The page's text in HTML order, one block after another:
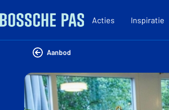
Acties Inspiratie
Aanbod